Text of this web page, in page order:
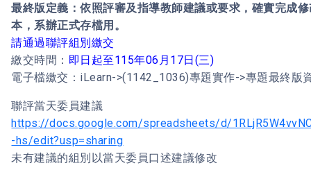
最終版定義：依照評審及指導教師建議或要求，確實完成
本，系辦正式存檔用。
請通過聯評組別繳交
繳交時間： 即日起至115年06月17日(三)
電子檔繳交：iLearn->(1142_1036)專題實作->專題最終版
聯評當天委員建議
https://docs.google.com/spreadsheets/d/
-hs/edit?usp=sharing
未有建議的組別以當天委員口述建議修改